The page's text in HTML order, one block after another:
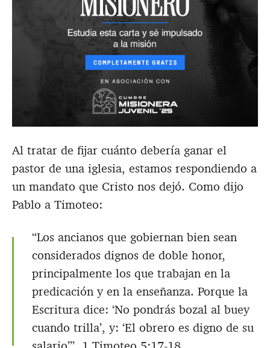
Al tratar de fijar cuánto debería ganar el
pastor de una iglesia, estamos respondiendo a
un mandato que Cristo nos dejó. Como dijo
Pablo a Timoteo:
“Los ancianos que gobiernan bien sean
considerados dignos de doble honor,
principalmente los que trabajan en la
predicación y en la enseñanza. Porque la
Escritura dice: ‘No pondrás bozal al buey
cuando trilla’, y: ‘El obrero es digno de su